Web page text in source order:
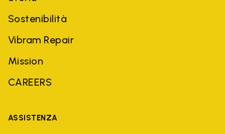
Sostenibilità
Vibram Repair
Mission
CAREERS
ASSISTENZA